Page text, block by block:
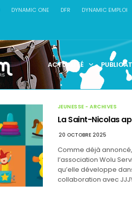
DYNAMIC ONE DFR DYNAMIC EMPLOI
ACTUALITÉ
JEUNESSE - ARCHIVES
La Saint-Nicolas
20 OCTOBRE 2025
Comme déjà
l’association Wolu
qu’elle développe
collaboration avec